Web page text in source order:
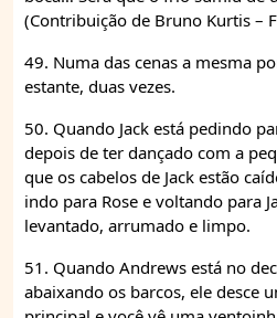
(Contribuição de Bruno Kurtis –
49. Numa das cenas a mesma
estante, duas vezes.
50. Quando Jack está pedindo
depois de ter dançado com a
que os cabelos de Jack estão
indo para Rose e voltando para
levantado, arrumado e limpo.
51. Quando Andrews está no
abaixando os barcos, ele desce